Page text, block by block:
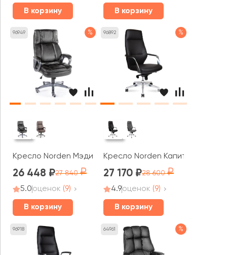
В корзину В корзину
96949 %
Кресло Norden Мэдисон
26 448 27 840
5.0оценок (9)
В корзину
96892 %
Кресло Norden Капитал /
27 170 28 600
4.9оценок (9)
В корзину
96918 64961 %